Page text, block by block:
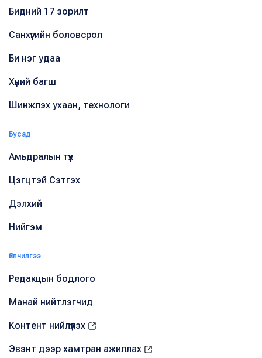
Бидний 17 зорилт
Санхүүгийн боловсрол
Би нэг удаа
Хүний багш
Шинжлэх ухаан, технологи
Бусад
Амьдралын түүх
Цэгцтэй Сэтгэх
Дэлхий
Нийгэм
Үйлчилгээ
Редакцын бодлого
Манай нийтлэгчид
Контент нийлүүлэх
Эвэнт дээр хамтран ажиллах